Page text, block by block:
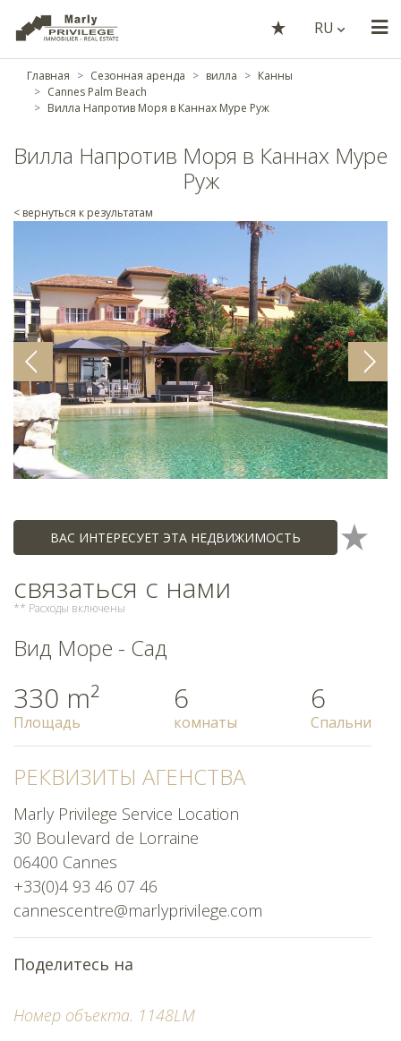
RU
Главная Сезонная аренда вилла
Канны
Cannes Palm Beach
Вилла Напротив Моря в Каннах Муре Руж
Вилла Напротив Моря в Каннах Муре
Руж
< вернуться к результатам
Номер объекта. 1148LM
ВАС ИНТЕРЕСУЕТ ЭТА НЕДВИЖИМОСТЬ
связаться с нами
** Расходы включены
Вид Море - Сад
330 m²
Площадь
6
комнаты
6
Спальни
РЕКВИЗИТЫ АГЕНСТВА
Marly Privilege Service Location
30 Boulevard de Lorraine
06400 Cannes
+33(0)4 93 46 07 46
cannescentre@marlyprivilege.com
Поделитесь на